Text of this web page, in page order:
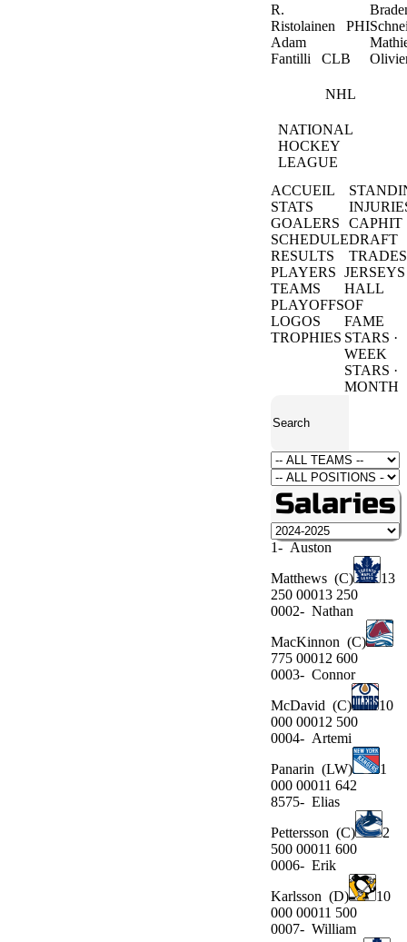
R.
Ristolainen PHI
Adam
Fantilli CLB
NHL
NATIONAL
HOCKEY
LEAGUE
ACCUEIL
STATS
GOALERS
SCHEDULE
RESULTS
CAPHIT
DRAFT
TRADES
PLAYERS
TEAMS
PLAYOFFS
LOGOS
TROPHIES
JERSEYS
HALL
OF
FAME
STARS ·
WEEK
STARS ·
MONTH
Salaries
1- Auston
Matthews (C)
13
250 00013 250
0002- Nathan
MacKinnon (C)
775 00012 600
0003- Connor
McDavid (C)
10
000 00012 500
0004- Artemi
Panarin (LW)
1
000 00011 642
8575- Elias
Pettersson (C)
2
500 00011 600
0006- Erik
Karlsson (D)
10
000 00011 500
0007- William